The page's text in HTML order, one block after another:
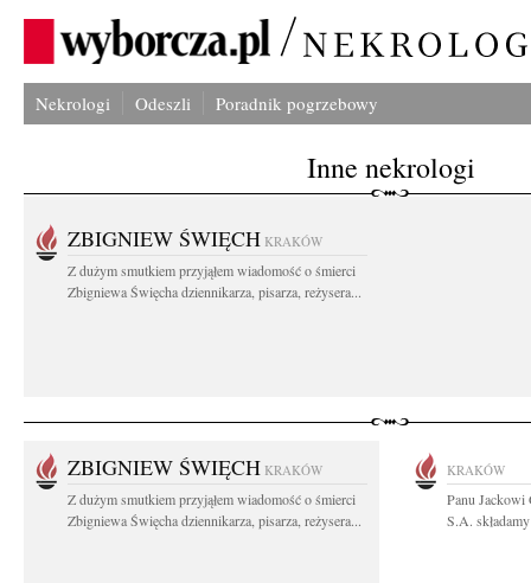
Nekrologi Odeszli Poradnik pogrzebowy
Inne nekrologi
ZBIGNIEW ŚWIĘCH KRAKÓW
Z dużym smutkiem przyjąłem wiadomość o śmierci
Zbigniewa Święcha dziennikarza, pisarza, reżysera...
ZBIGNIEW ŚWIĘCH KRAKÓW
Z dużym smutkiem przyjąłem wiadomość o śmierci
Zbigniewa Święcha dziennikarza, pisarza, reżysera...
KRAKÓW
Panu Jackowi
S.A.